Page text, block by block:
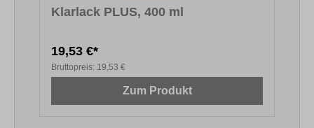
Klarlack PLUS, 400 ml
19,53 €*
Bruttopreis: 19,53 €
Zum Produkt